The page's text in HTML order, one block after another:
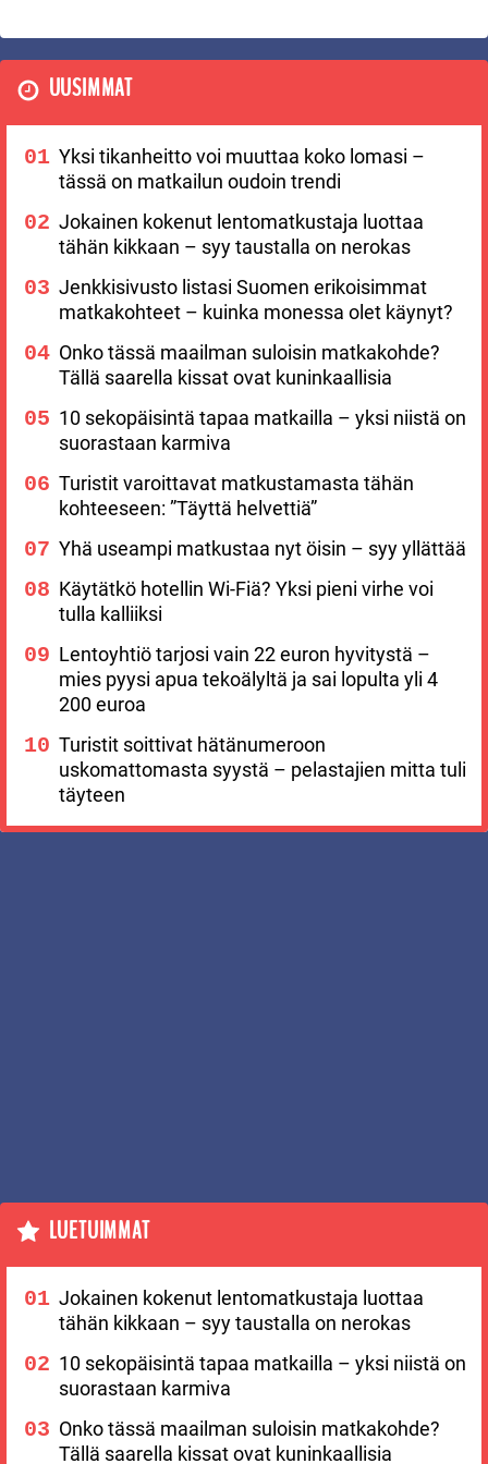
UUSIMMAT
Yksi tikanheitto voi muuttaa koko lomasi –
tässä on matkailun oudoin trendi
Jokainen kokenut lentomatkustaja luottaa
tähän kikkaan – syy taustalla on nerokas
Jenkkisivusto listasi Suomen erikoisimmat
matkakohteet – kuinka monessa olet käynyt?
Onko tässä maailman suloisin matkakohde?
Tällä saarella kissat ovat kuninkaallisia
10 sekopäisintä tapaa matkailla – yksi niistä on
suorastaan karmiva
Turistit varoittavat matkustamasta tähän
kohteeseen: ”Täyttä helvettiä”
Yhä useampi matkustaa nyt öisin – syy yllättää
Käytätkö hotellin Wi-Fiä? Yksi pieni virhe voi
tulla kalliiksi
Lentoyhtiö tarjosi vain 22 euron hyvitystä –
mies pyysi apua tekoälyltä ja sai lopulta yli 4
200 euroa
Turistit soittivat hätänumeroon
uskomattomasta syystä – pelastajien mitta tuli
täyteen
LUETUIMMAT
Jokainen kokenut lentomatkustaja luottaa
tähän kikkaan – syy taustalla on nerokas
10 sekopäisintä tapaa matkailla – yksi niistä on
suorastaan karmiva
Onko tässä maailman suloisin matkakohde?
Tällä saarella kissat ovat kuninkaallisia